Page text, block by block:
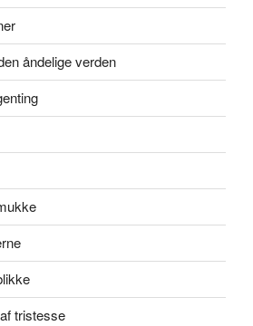
åndelige verden
tristesse